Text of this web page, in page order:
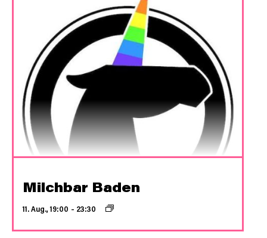
Milchbar Baden
11. Aug., 19:00 – 23:30